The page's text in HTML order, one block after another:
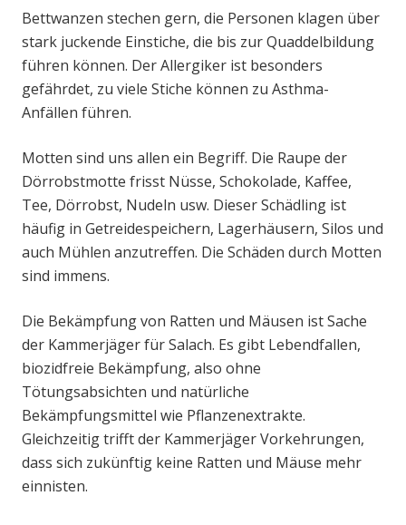
Bettwanzen stechen gern, die Personen klagen über
stark juckende Einstiche, die bis zur Quaddelbildung
führen können. Der Allergiker ist besonders
gefährdet, zu viele Stiche können zu Asthma-
Anfällen führen.
Motten sind uns allen ein Begriff. Die Raupe der
Dörrobstmotte frisst Nüsse, Schokolade, Kaffee,
Tee, Dörrobst, Nudeln usw. Dieser Schädling ist
häufig in Getreidespeichern, Lagerhäusern, Silos und
auch Mühlen anzutreffen. Die Schäden durch Motten
sind immens.
Die Bekämpfung von Ratten und Mäusen ist Sache
der Kammerjäger für Salach. Es gibt Lebendfallen,
biozidfreie Bekämpfung, also ohne
Tötungsabsichten und natürliche
Bekämpfungsmittel wie Pflanzenextrakte.
Gleichzeitig trifft der Kammerjäger Vorkehrungen,
dass sich zukünftig keine Ratten und Mäuse mehr
einnisten.